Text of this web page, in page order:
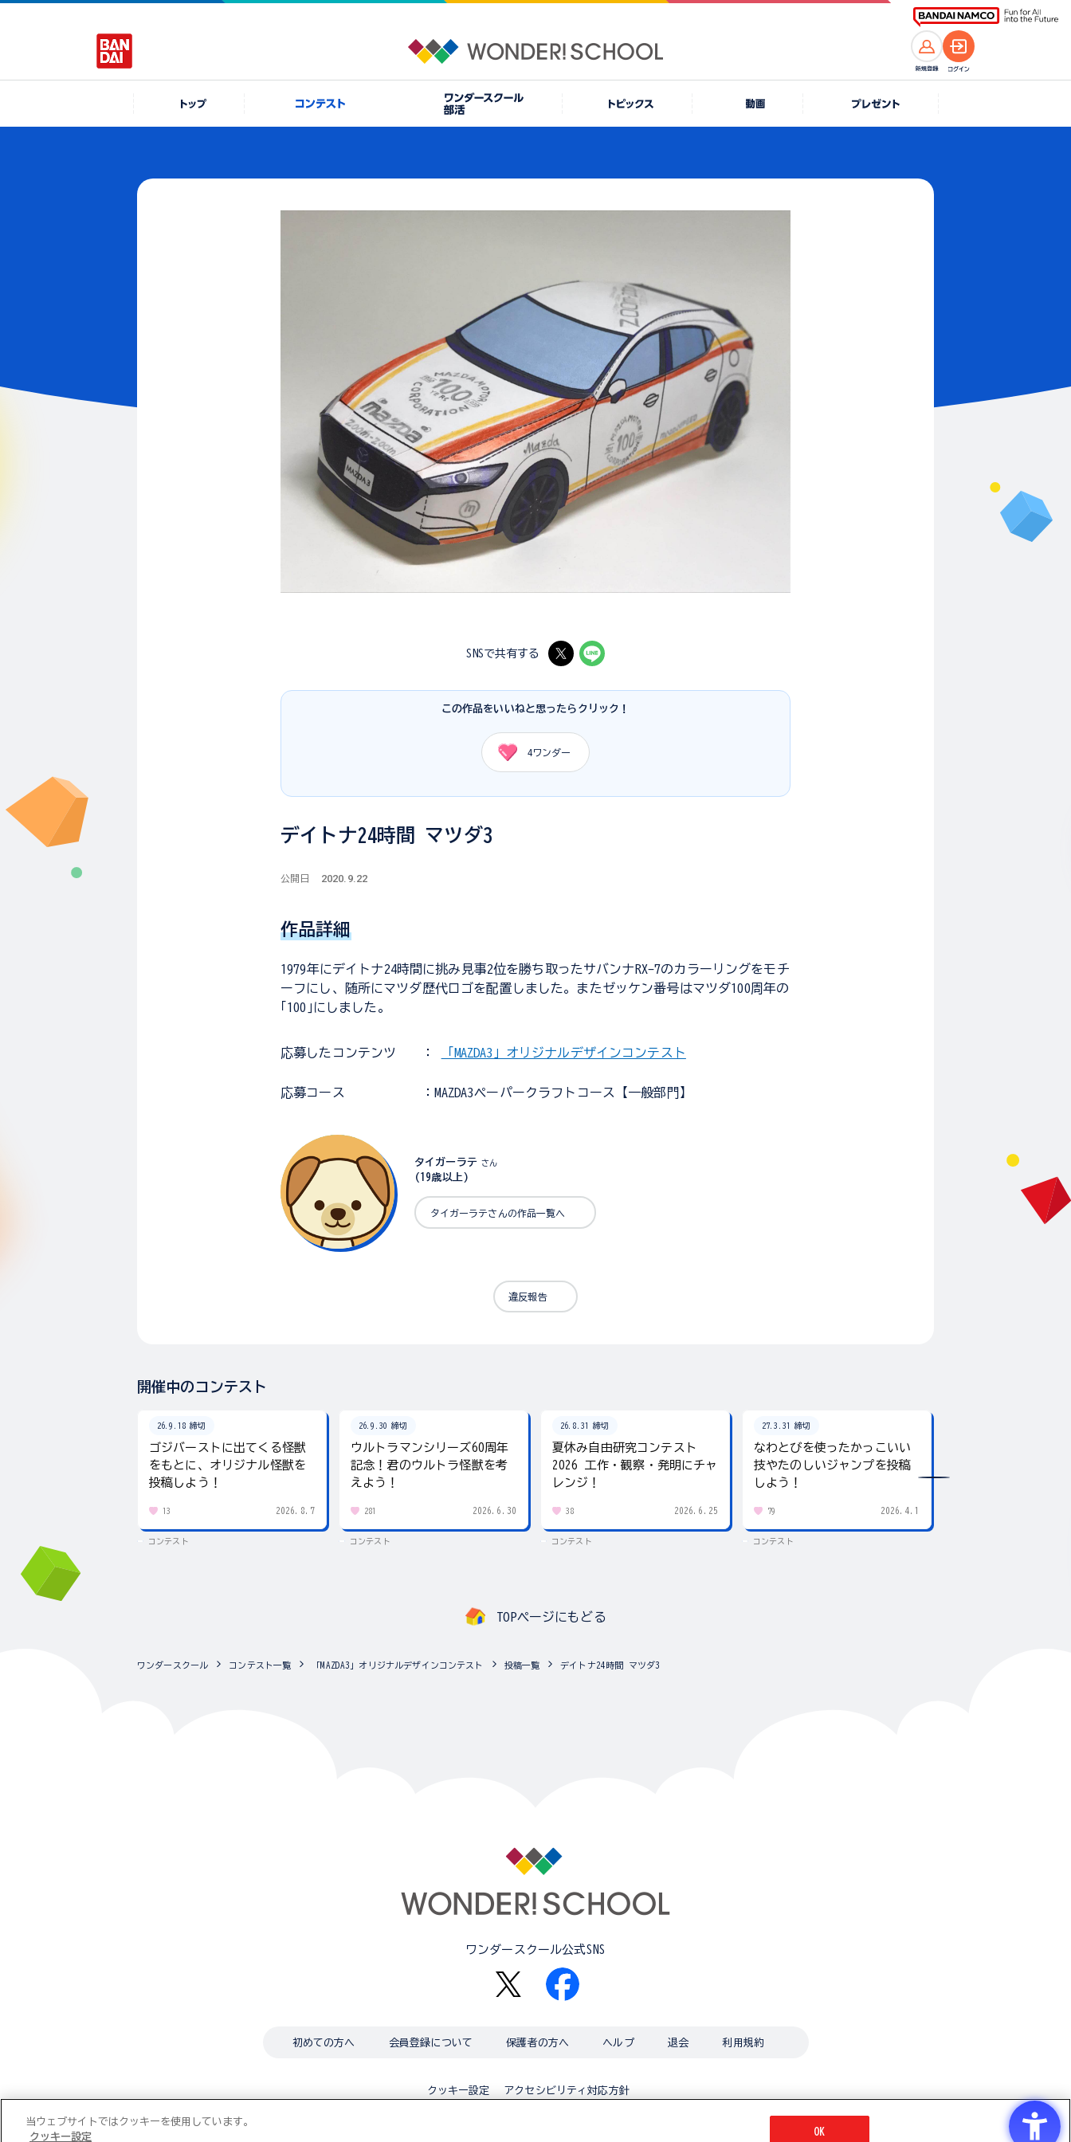
SNSで共有する
この作品をいいねと思ったらクリック！
4ワンダー
デイトナ24時間 マツダ3
公開日 2020.9.22
作品詳細
1979年にデイトナ24時間に挑み見事2位を勝ち取ったサバンナRX-7のカラーリングをモチ
ーフにし、随所にマツダ歴代ロゴを配置しました。またゼッケン番号はマツダ100周年の
｢100｣にしました。
応募した コンテンツ ： 「MAZDA3」オリジナルデザインコンテスト
応募コース ：MAZDA3ペーパークラフトコース【一般部門】
タイガーラテ さん
(19歳以上)
タイガーラテさんの作品一覧へ
違反報告
開催中のコンテスト
26.9.18 締切
ゴジバーストに出てくる怪獣
をもとに、オリジナル怪獣を
投稿しよう！
13 2026.8.7
コンテスト
26.9.30 締切
ウルトラマンシリーズ60周年
記念！君のウルトラ怪獣を考
えよう！
281 2026.6.30
コンテスト
26.8.31 締切
夏休み自由研究コンテスト
2026 工作・観察・発明にチャ
レンジ！
38 2026.6.25
コンテスト
27.3.31 締切
なわとびを使ったかっこいい
技やたのしいジャンプを投稿
しよう！
79 2026.4.1
コンテスト
TOPページにもどる
ワンダースクール コンテスト一覧 「MAZDA3」オリジナルデザインコンテスト 投稿一覧 デイトナ24時間 マツダ3
ワンダースクール公式SNS
初めての方へ 会員登録について 保護者の方へ ヘルプ 退会 利用規約
クッキー設定 アクセシビリティ対応方針
当ウェブサイトではクッキーを使用しています。
クッキー設定
OK